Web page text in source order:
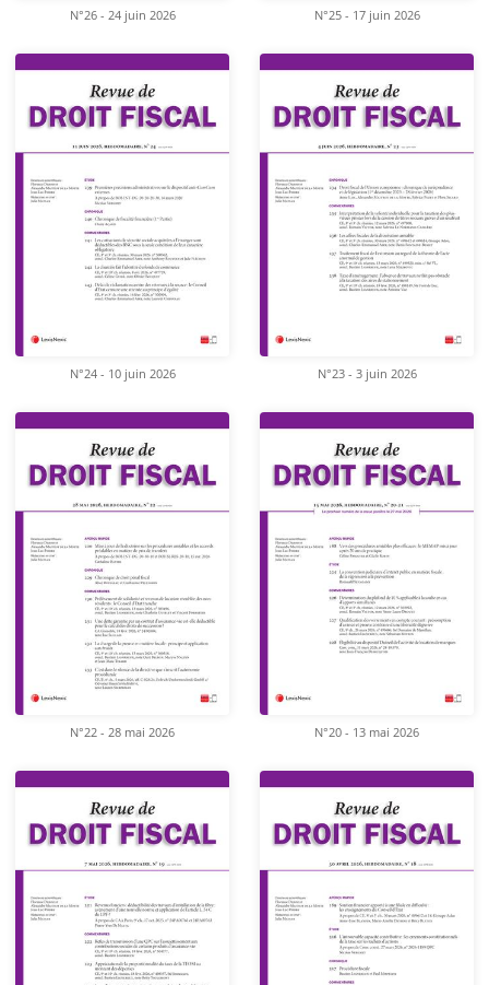
N°26 - 24 juin 2026 N°25 - 17 juin 2026
N°24 - 10 juin 2026 N°23 - 3 juin 2026
N°22 - 28 mai 2026 N°20 - 13 mai 2026